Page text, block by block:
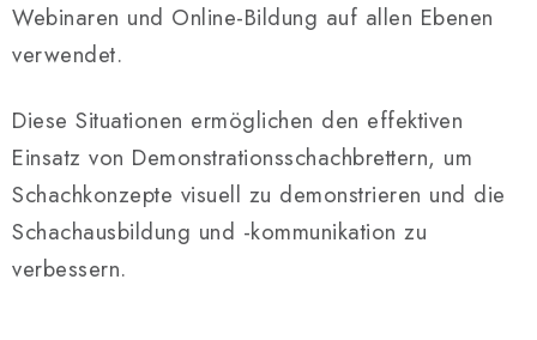
Webinaren und Online-Bildung auf allen Ebenen
verwendet.
Diese Situationen ermöglichen den effektiven
Einsatz von Demonstrationsschachbrettern, um
Schachkonzepte visuell zu demonstrieren und die
Schachausbildung und -kommunikation zu
verbessern.